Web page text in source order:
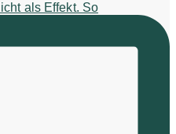
als Effekt. So